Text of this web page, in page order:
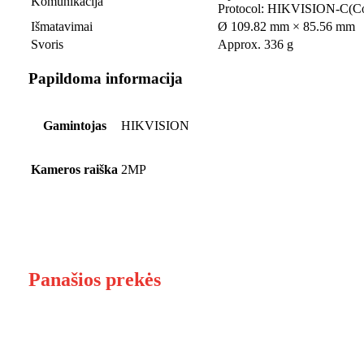
Protocol: HIKVISION-
Išmatavimai
Ø 109.82 mm × 85.56 mm
Svoris
Approx. 336 g
Papildoma informacija
Gamintojas HIKVISION
Kameros raiška 2MP
Panašios prekės